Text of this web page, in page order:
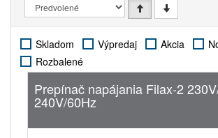
Skladom Výpredaj Akcia
Rozbalené
Prepínač napájania Filax-2
240V/60Hz